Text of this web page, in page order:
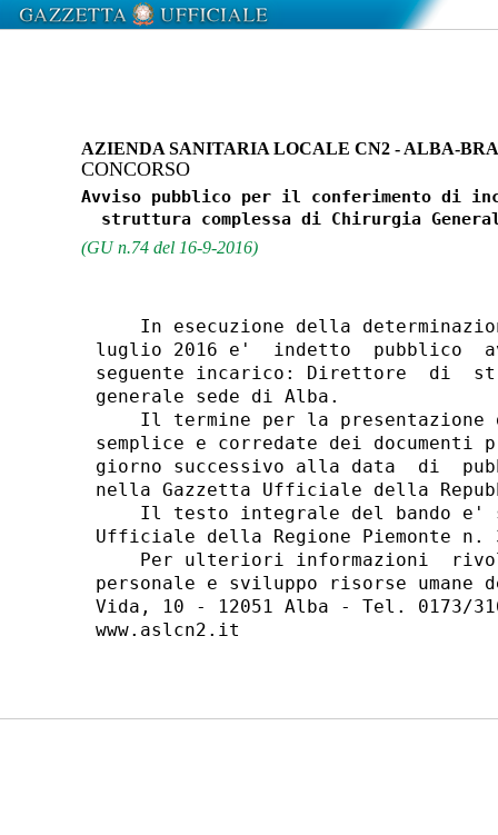
AZIENDA SANITARIA LOCALE CN2 - ALBA-BRA
CONCORSO
Avviso pubblico per il conferimento di
(GU n.74 del 16-9-2016)
In esecuzione della
luglio 2016 e'  indetto  pubblico
seguente incarico: Direttore  di
generale sede di Alba.
Il termine per la presentazione
semplice e corredate dei
giorno successivo alla data  di
nella Gazzetta Ufficiale della
Il testo integrale del bando e'
Ufficiale della Regione Piemonte
Per ulteriori informazioni
personale e sviluppo risorse
Vida, 10 - 12051 Alba - Tel. 0173/
www.aslcn2.it